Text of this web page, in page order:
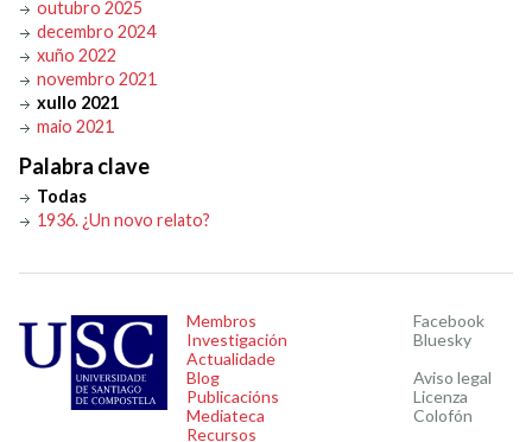
outubro 2025
decembro 2024
xuño 2022
novembro 2021
xullo 2021
maio 2021
Palabra clave
Todas
1936. ¿Un novo relato?
Membros
Investigación
Actualidade
Blog
Publicacións
Mediateca
Recursos
Facebook
Bluesky
Aviso legal
Licenza
Colofón